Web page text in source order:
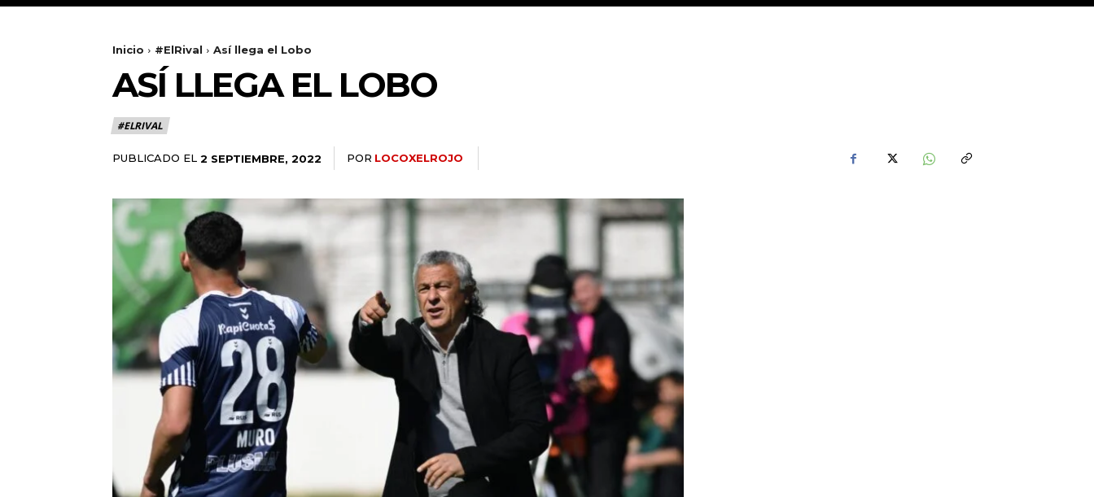
Inicio #ElRival Así llega el Lobo
ASÍ LLEGA EL LOBO
#ELRIVAL
PUBLICADO EL 2 SEPTIEMBRE, 2022 POR LOCOXELROJO